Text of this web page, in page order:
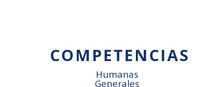
Humanas
Generales
COMPETENCIAS